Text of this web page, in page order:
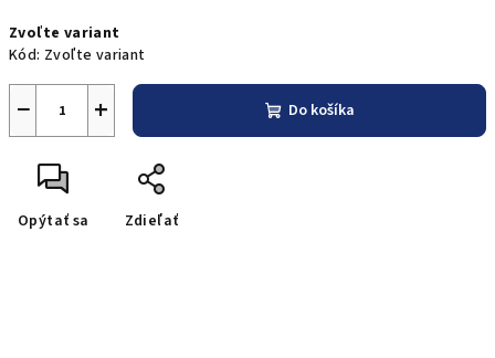
cena:
Zvoľte variant
Kód: Zvoľte variant
+
− Do košíka
Opýtať sa Zdieľať